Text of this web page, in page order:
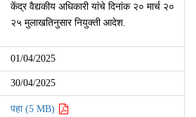
केंद्र वैद्यकीय अधिकारी यांचे दिनांक २० मार्च २०
२५ मुलाखतिनुसार नियुक्ती आदेश.
01/04/2025
30/04/2025
पहा (5 MB)